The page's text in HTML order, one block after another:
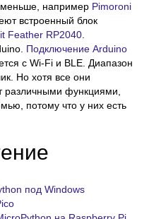
меньше, например Pimoroni
встроенный блок
Feather RP2040
Подключение Arduino
с Wi-Fi и BLE. Диапазон
Но хотя все они
различными функциями,
потому что у них есть
под Windows